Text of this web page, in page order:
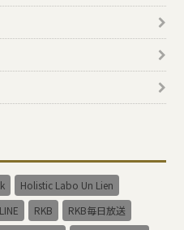
Holistic Labo Un Lien
LINE RKB
RKB毎日放送